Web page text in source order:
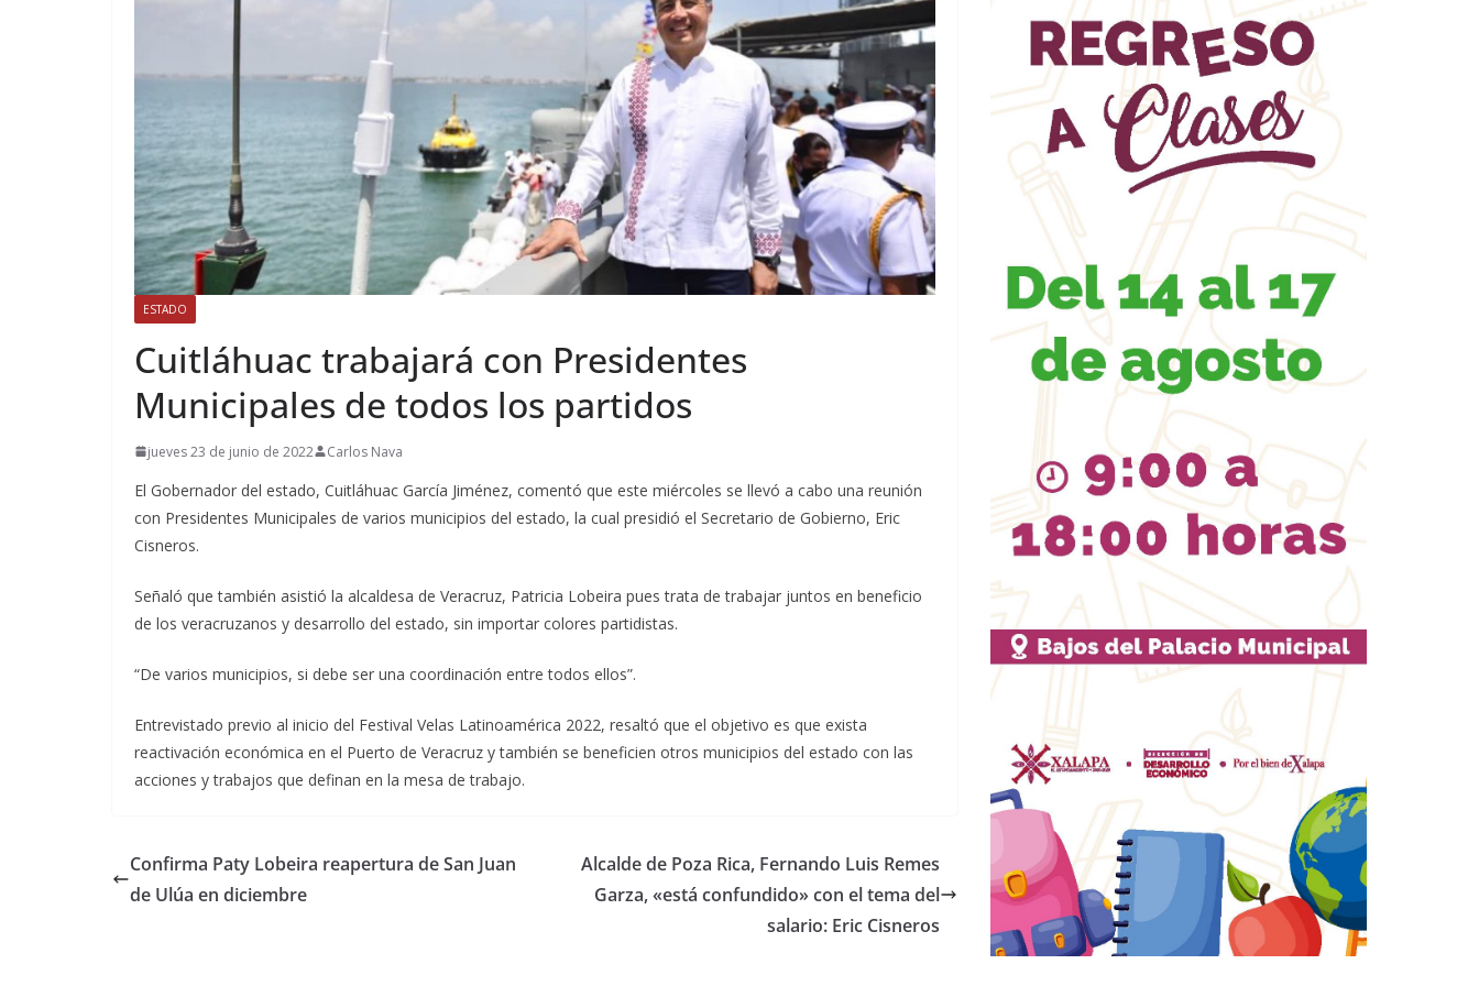
ESTADO
Cuitláhuac trabajará con Presidentes
Municipales de todos los partidos
jueves 23 de junio de 2022 Carlos Nava
El Gobernador del estado, Cuitláhuac García Jiménez, comentó que este miércoles se llevó a cabo una reunión
con Presidentes Municipales de varios municipios del estado, la cual presidió el Secretario de Gobierno, Eric
Cisneros.
Señaló que también asistió la alcaldesa de Veracruz, Patricia Lobeira pues trata de trabajar juntos en beneficio
de los veracruzanos y desarrollo del estado, sin importar colores partidistas.
“De varios municipios, si debe ser una coordinación entre todos ellos”.
Entrevistado previo al inicio del Festival Velas Latinoamérica 2022, resaltó que el objetivo es que exista
reactivación económica en el Puerto de Veracruz y también se beneficien otros municipios del estado con las
acciones y trabajos que definan en la mesa de trabajo.
Confirma Paty Lobeira reapertura de San Juan
de Ulúa en diciembre
Alcalde de Poza Rica, Fernando Luis Remes
Garza, «está confundido» con el tema del
salario: Eric Cisneros